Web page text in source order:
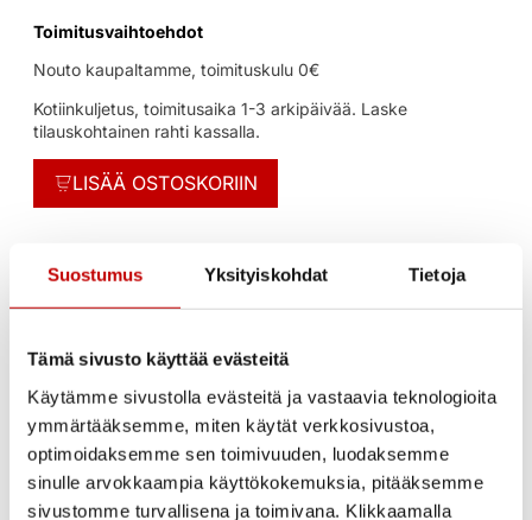
Suostumus Yksityiskohdat Tietoja
Tämä sivusto käyttää evästeitä
Käytämme sivustolla evästeitä ja vastaavia teknologioita
ymmärtääksemme, miten käytät verkkosivustoa,
optimoidaksemme sen toimivuuden, luodaksemme
sinulle arvokkaampia käyttökokemuksia, pitääksemme
sivustomme turvallisena ja toimivana. Klikkaamalla
Toimitusvaihtoehdot
Nouto kaupaltamme, toimituskulu 0€
Kotiinkuljetus, toimitusaika 1-3 arkipäivää. Laske
tilauskohtainen rahti kassalla.
LISÄÄ OSTOSKORIIN
Rakenne Lisätiedot Litteet ja